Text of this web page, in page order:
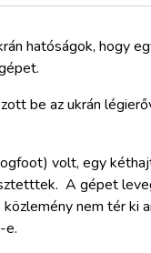
hatóságok, hogy
be az ukrán
volt, egy
A gépet
nem tér ki
e.